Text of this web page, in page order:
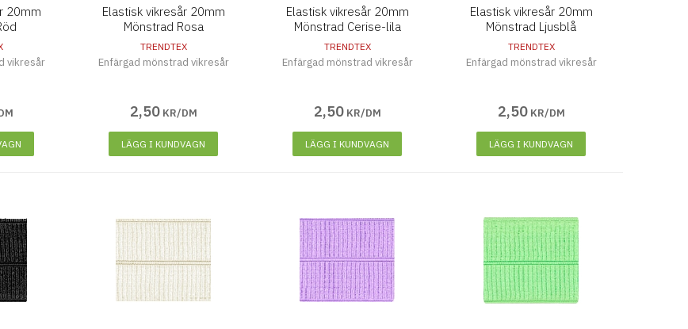
20mm
vikresår
Elastisk vikresår 20mm
Mönstrad Rosa
TRENDTEX
Enfärgad mönstrad vikresår
2,50 KR/DM
LÄGG I KUNDVAGN
Elastisk vikresår 20mm
Mönstrad Cerise-lila
TRENDTEX
Enfärgad mönstrad vikresår
2,50 KR/DM
LÄGG I KUNDVAGN
Elastisk vikresår 20mm
Mönstrad Ljusblå
TRENDTEX
Enfärgad mönstrad vikresår
2,50 KR/DM
LÄGG I KUNDVAGN